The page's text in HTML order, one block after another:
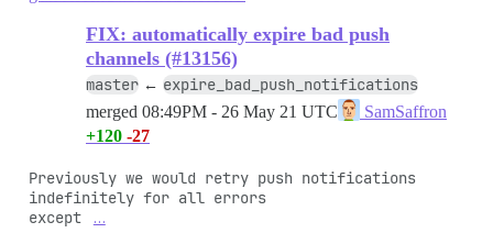
FIX: automatically expire bad push
channels (#13156)
master ← expire_bad_push_notifications
merged 08:49PM - 26 May 21 UTC
SamSaffron
+120 -27
Previously we would retry push notifications
indefinitely for all errors
except
…